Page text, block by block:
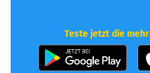
Teste jetzt die